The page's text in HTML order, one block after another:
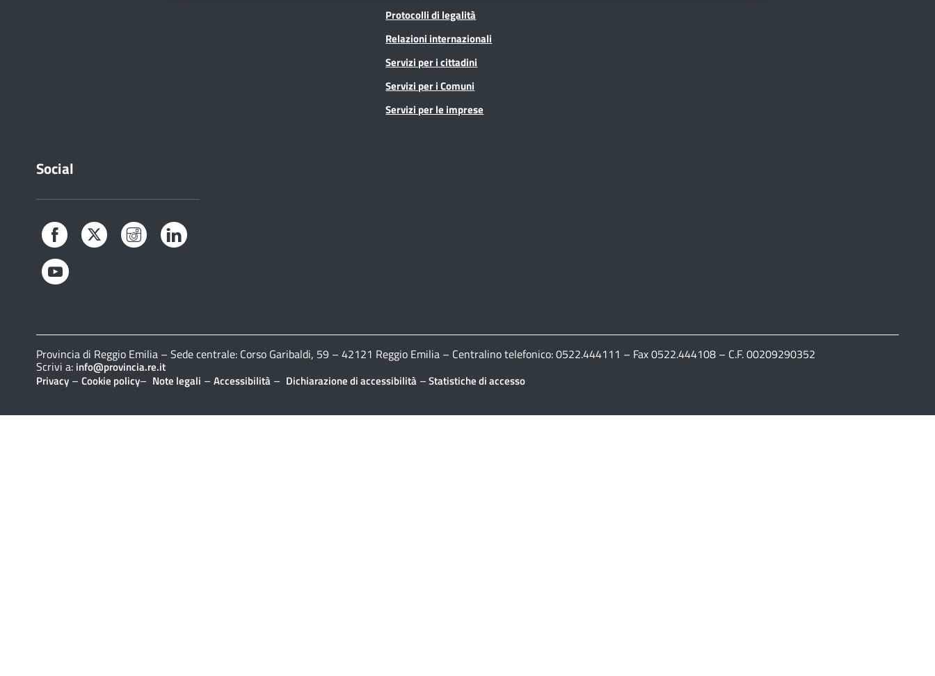
Protocolli di legalità
Relazioni internazionali
Servizi per i cittadini
Servizi per i Comuni
Servizi per le imprese
Social
Facebook Twitter Instagram
Provincia di Reggio Emilia – Sede centrale: Corso Garibaldi, 59 – 42121 Reggio Emilia – Centralino telefonico: 0522.444111 – Fax 0522.444108 – C.F. 00209290352
Scrivi a: info@provincia.re.it
Privacy – Cookie policy– Note legali – Accessibilità – Dichiarazione di accessibilità –Statistiche di accesso